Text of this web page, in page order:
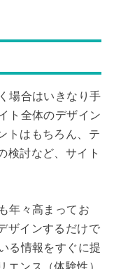
場合はいきなり手
ト全体のデザイン
トはもちろん、テ
検討など、サイト
年々高まってお
ザインするだけで
る情報をすぐに提
エンス（体験性）